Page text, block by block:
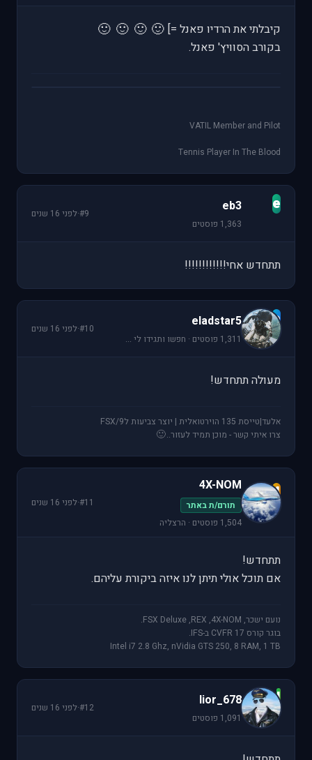
קיבלתי את הרדיו פאנל =] 🙂
🙂
🙂
🙂
בקורב הסוויץ' פאנל.
VATIL Member and Pilot
Tennis Player In The Blood
e
eb3
1,363 פוסטים
#9
·לפני 16 שנים
תתחדש אחי!!!!!!!!!!!!
e
eladstar5
1,311 פוסטים · חפשו ותגידו לי ...
#10
·לפני 16 שנים
מעולה תתחדש!
אלעד|טייסת 135 הוירטואלית | יוצר צביעות לFSX/9
צרו איתי קשר - מוכן תמיד לעזור..🙂
4
4X-NOM
תורם/ת באתר
1,504 פוסטים · הרצליה
#11
·לפני 16 שנים
תתחדש!
אם תוכל אולי תיתן לנו איזה ביקורת עליהם.
נועם ישכר, FSX Deluxe ,REX ,4X-NOM.
בוגר קורס CVFR 17 ב-IFS.
Intel i7 2.8 Ghz, nVidia GTS 250, 8 RAM, 1 TB
l
lior_678
1,091 פוסטים
#12
·לפני 16 שנים